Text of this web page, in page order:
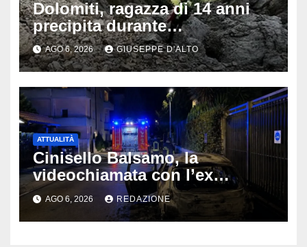
Dolomiti, ragazza di 14 anni
precipita durante
un’escursione: tragedia sul
Latemar davanti alla famiglia
AGO 6, 2026 GIUSEPPE D'ALTO
ATTUALITÀ
Cinisello Balsamo, la
videochiamata con l’ex
fidanzata e il dramma: 35enne
lotta tra la vita e la morte
AGO 6, 2026 REDAZIONE